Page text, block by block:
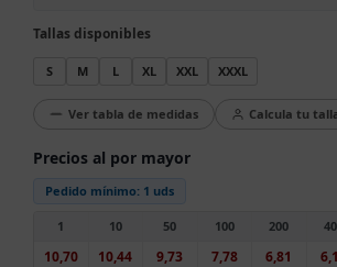
Tallas disponibles
S M L XL XXL XXXL
Ver tabla de medidas Calcula tu
Precios al por mayor
Pedido mínimo: 1 uds
1
10,70
10
10,44
50
9,73
100
7,78
200
6,81